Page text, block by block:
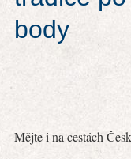
Výlety
body
Mějte i na cestách